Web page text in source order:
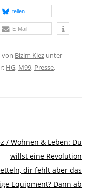
teilen
E-Mail
von Bizim Kiez unter
HG, M99, Presse,
/ Wohnen & Leben: Du
willst eine Revolution
dir fehlt aber das
Equipment? Dann ab